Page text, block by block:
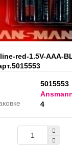
red-1.5V-AAA-
5015553
4